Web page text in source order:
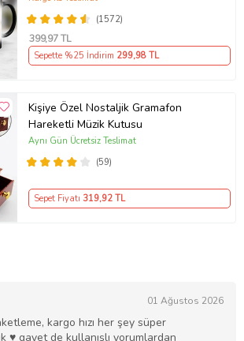
Ablaya Abiye Kız Erkek Kardeşe
Arkadaşa Resimli Günü Yıl Dönümü
Hediyesi
(1572)
399,97 TL
Sepette %25 İndirim 299,98 TL
Kişiye Özel Nostaljik Gramafon
Hareketli Müzik Kutusu
(59)
Aynı Gün Ücretsiz Teslimat
Sepet Fiyatı 319,92 TL
01 Ağustos 2026
kargo hızı her şey süper
♥️ gayet de kullanışlı yorumlardan